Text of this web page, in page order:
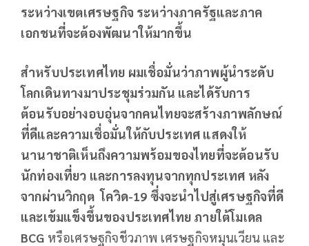
ระหว่างเขตเศรษฐกิจ ระหว่างภาครัฐและภาค
เอกชนที่จะต้องพัฒนาให้มากขึ้น
สำหรับประเทศไทย ผมเชื่อมั่นว่าภาพผู้นำระดับ
โลกเดินทางมาประชุมร่วมกัน และได้รับการ
ต้อนรับอย่างอบอุ่นจากคนไทยจะสร้างภาพลักษณ์
ที่ดีและความเชื่อมั่นให้กับประเทศ แสดงให้
นานาชาติเห็นถึงความพร้อมของไทยที่จะต้อนรับ
นักท่องเที่ยว และการลงทุนจากทุกประเทศ หลัง
จากผ่านวิกฤต โควิด-19 ซึ่งจะนำไปสู่เศรษฐกิจที่ดี
และเข้มแข็งขึ้นของประเทศไทย ภายใต้โมเดล
BCG หรือเศรษฐกิจชีวภาพ เศรษฐกิจหมุนเวียน และ